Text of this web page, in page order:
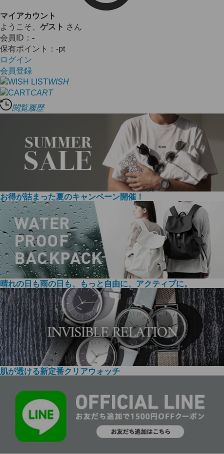
マイアカウント
ようこそ、 ゲスト さん
会員ID： -
保有ポイント： -pt
ログイン
会員登録
WISH
CART
閲覧履歴
お得が詰まった夏のキャンペーン開催！
晴れの日も雨の日も、もっと自由に、アクティブに。
肌が透ける新定番クリアウォッチ